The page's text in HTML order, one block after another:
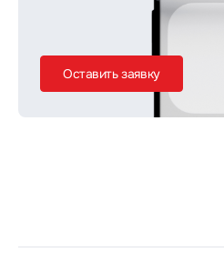
Оставить заявку